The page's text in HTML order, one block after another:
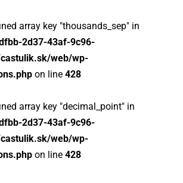
Články
Kontakt
Čeština
array key "thousands_sep" in
2d37-43af-9c96-
web/wp-
on line 428
array key "decimal_point" in
2d37-43af-9c96-
web/wp-
on line 428